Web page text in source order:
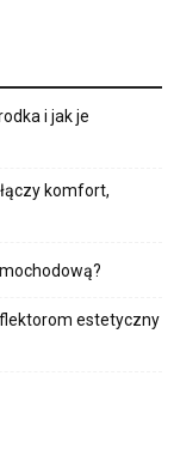
i jak je
komfort,
estetyczny